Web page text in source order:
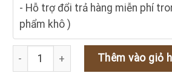
- Hỗ trợ đổi trả hàng miễn phí
phẩm khô )
Cây câu đằng – Vị thuốc trấn kinh, hỗ
Thêm vào giỏ